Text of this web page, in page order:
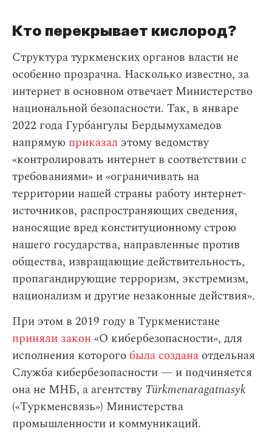
Кто перекрывает кислород?
Структура туркменских органов власти не
особенно прозрачна. Насколько известно, за
интернет в основном отвечает Министерство
национальной безопасности. Так, в январе
2022 года Гурбангулы Бердымухамедов
напрямую приказал этому ведомству
«контролировать интернет в соответствии с
требованиями» и «ограничивать на
территории нашей страны работу интернет-
источников, распространяющих сведения,
наносящие вред конституционному строю
нашего государства, направленные против
общества, извращающие действительность,
пропагандирующие терроризм, экстремизм,
национализм и другие незаконные действия».
При этом в 2019 году в Туркменистане
приняли закон«О кибербезопасности», для
исполнения которого была создана отдельная
Служба кибербезопасности — и подчиняется
она не МНБ, а агентствуTürkmenaragatnasyk
(«Туркменсвязь») Министерства
промышленности и коммуникаций.